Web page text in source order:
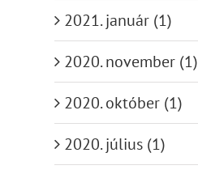
2021. január (1)
2020. november (1)
2020. október (1)
2020. július (1)